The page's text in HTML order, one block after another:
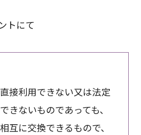
トにて
接利用できない又は法定
きないものであっても、
互に交換できるもので、